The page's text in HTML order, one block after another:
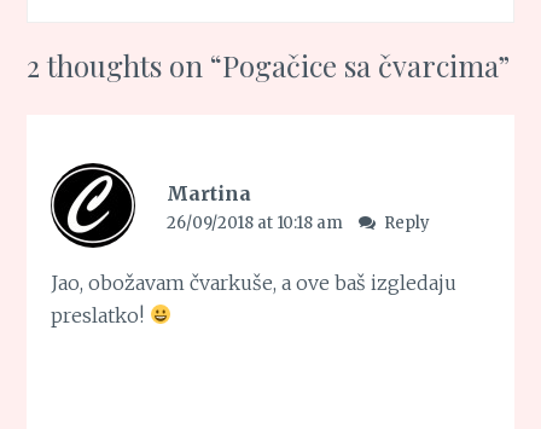
2 thoughts on “Pogačice sa čvarcima”
Martina
26/09/2018 at 10:18 am Reply
Jao, obožavam čvarkuše, a ove baš izgledaju
preslatko!